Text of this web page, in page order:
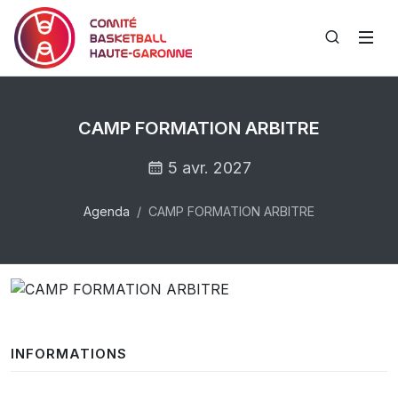
CAMP FORMATION ARBITRE
5 avr. 2027
Agenda CAMP FORMATION ARBITRE
INFORMATIONS